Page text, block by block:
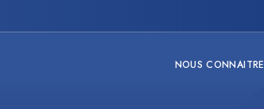
NOUS CONNAITRE